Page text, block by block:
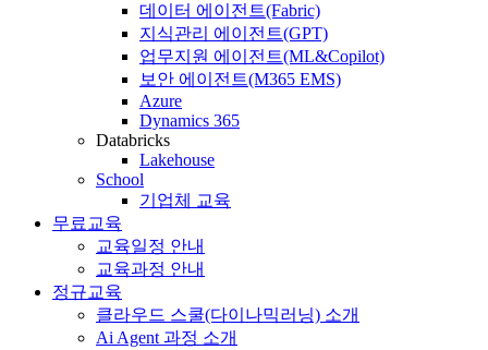
데이터 에이전트(Fabric)
지식관리 에이전트(GPT)
업무지원 에이전트(ML&Copilot)
보안 에이전트(M365 EMS)
Azure
Dynamics 365
Databricks
Lakehouse
School
기업체 교육
무료교육
교육일정 안내
교육과정 안내
정규교육
클라우드 스쿨(다이나믹러닝) 소개
Ai Agent 과정 소개